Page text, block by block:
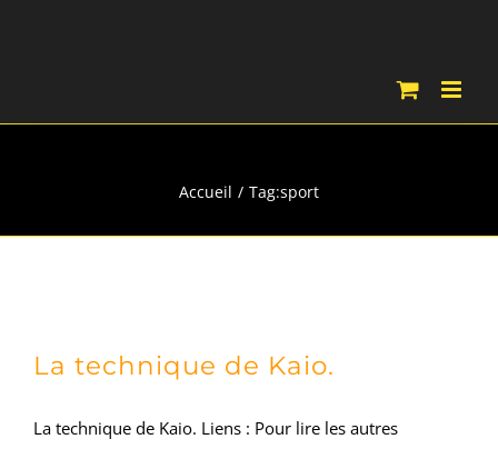
Accueil Tag:sport
La technique de Kaio.
La technique de Kaio. Liens : Pour lire les autres